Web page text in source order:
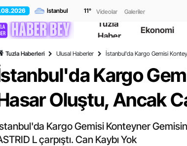
11° Videolar Galeriler
Tuzla
Haber
Ekonomi
Tuzla Haberleri Ulusal Haberler İstanbul'da Kargo Gemisi
Kargo
Oluştu, Ancak
Kargo Gemisi Konteyner
L çarpıştı. Can Kaybı Yok